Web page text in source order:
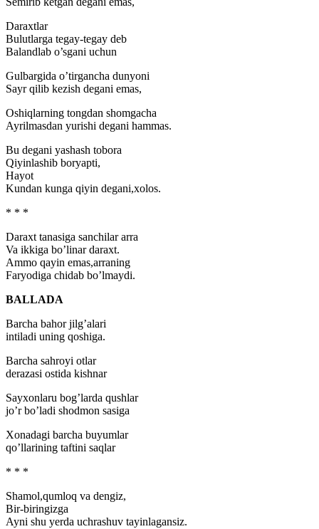
Daraxtlar
Bulutlarga tegay-tegay deb
Balandlab o’sgani uchun
Gulbargida o’tirgancha dunyoni
Sayr qilib kezish degani emas,
Oshiqlarning tongdan shomgacha
Ayrilmasdan yurishi degani hammas.
Bu degani yashash tobora
Qiyinlashib boryapti,
Hayot
Kundan kunga qiyin degani,xolos.
* * *
Daraxt tanasiga sanchilar arra
Va ikkiga bo’linar daraxt.
Ammo qayin emas,arraning
Faryodiga chidab bo’lmaydi.
BALLADA
Barcha bahor jilg’alari
intiladi uning qoshiga.
Barcha sahroyi otlar
derazasi ostida kishnar
Sayxonlaru bog’larda qushlar
jo’r bo’ladi shodmon sasiga
Xonadagi barcha buyumlar
qo’llarining taftini saqlar
* * *
Shamol,qumloq va dengiz,
Bir-biringizga
Ayni shu yerda uchrashuv tayinlagansiz.